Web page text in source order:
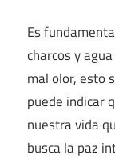
Es
charcos y
mal olor, esto
puede indicar
nuestra vida
busca la paz